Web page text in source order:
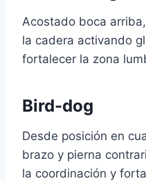
Acostado boca
la cadera activando
fortalecer la zona
Bird-dog
Desde posición en
brazo y pierna
la coordinación y